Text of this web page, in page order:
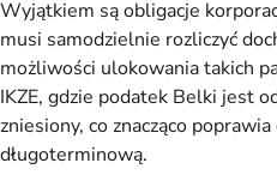
Wyjątkiem są obligacje
musi samodzielnie rozliczyć
możliwości ulokowania takich
IKZE, gdzie podatek Belki jest
zniesiony, co znacząco
długoterminową.